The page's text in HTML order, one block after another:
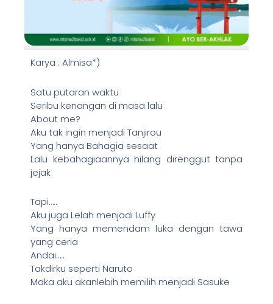
Karya : Almisa*)
Satu putaran waktu
Seribu kenangan di masa lalu
About me?
Aku tak ingin menjadi Tanjirou
Yang hanya Bahagia sesaat
Lalu kebahagiaannya hilang direnggut tanpa
jejak
Tapi…..
Aku juga Lelah menjadi Luffy
Yang hanya memendam luka dengan tawa
yang ceria
Andai…..
Takdirku seperti Naruto
Maka aku akanlebih memilih menjadi Sasuke